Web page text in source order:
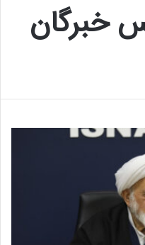
خبرگان